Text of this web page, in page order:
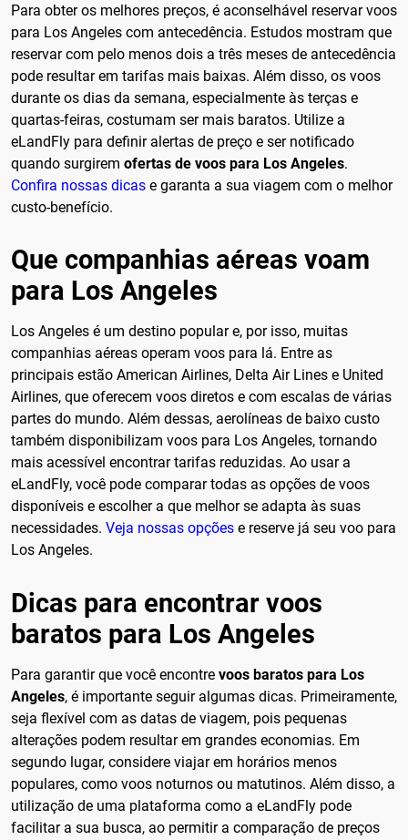
Para obter os melhores preços, é aconselhável reservar voos
para Los Angeles com antecedência. Estudos mostram que
reservar com pelo menos dois a três meses de antecedência
pode resultar em tarifas mais baixas. Além disso, os voos
durante os dias da semana, especialmente às terças e
quartas-feiras, costumam ser mais baratos. Utilize a
eLandFly para definir alertas de preço e ser notificado
quando surgirem ofertas de voos para Los Angeles.
Confira nossas dicas e garanta a sua viagem com o melhor
custo-benefício.
Que companhias aéreas voam
para Los Angeles
Los Angeles é um destino popular e, por isso, muitas
companhias aéreas operam voos para lá. Entre as
principais estão American Airlines, Delta Air Lines e United
Airlines, que oferecem voos diretos e com escalas de várias
partes do mundo. Além dessas, aerolíneas de baixo custo
também disponibilizam voos para Los Angeles, tornando
mais acessível encontrar tarifas reduzidas. Ao usar a
eLandFly, você pode comparar todas as opções de voos
disponíveis e escolher a que melhor se adapta às suas
necessidades. Veja nossas opções e reserve já seu voo para
Los Angeles.
Dicas para encontrar voos
baratos para Los Angeles
Para garantir que você encontre voos baratos para Los
Angeles, é importante seguir algumas dicas. Primeiramente,
seja flexível com as datas de viagem, pois pequenas
alterações podem resultar em grandes economias. Em
segundo lugar, considere viajar em horários menos
populares, como voos noturnos ou matutinos. Além disso, a
utilização de uma plataforma como a eLandFly pode
facilitar a sua busca, ao permitir a comparação de preços